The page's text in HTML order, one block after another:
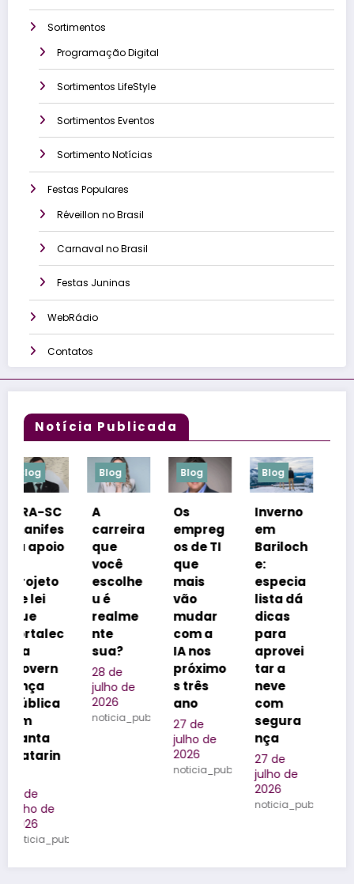
Sortimentos
Programação Digital
Sortimentos LifeStyle
Sortimentos Eventos
Sortimento Notícias
Festas Populares
Réveillon no Brasil
Carnaval no Brasil
Festas Juninas
WebRádio
Contatos
Notícia Publicada
Blog
A
carreira
que
escolhe
u é
realme
nte
28 de
julho de
2026
noticia_publicada
Blog
empreg
os de TI
que
mais
mudar
com a
IA nos
próximo
s três
ano
27 de
noticia_publicada
Blog
em
Bariloch
e:
especia
lista dá
dicas
para
aprovei
tar a
neve
com
segura
nça
27 de
julho de
noticia_publicada
Blog
Congre
sso
coloca
polis na
vitrine
dos
realizad
ores de
eventos
do
Brasil
25 de
julho de
2026